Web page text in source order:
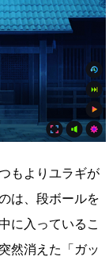
もよりユラギが
は、段ボールを
に入っているこ
然消えた「ガッ